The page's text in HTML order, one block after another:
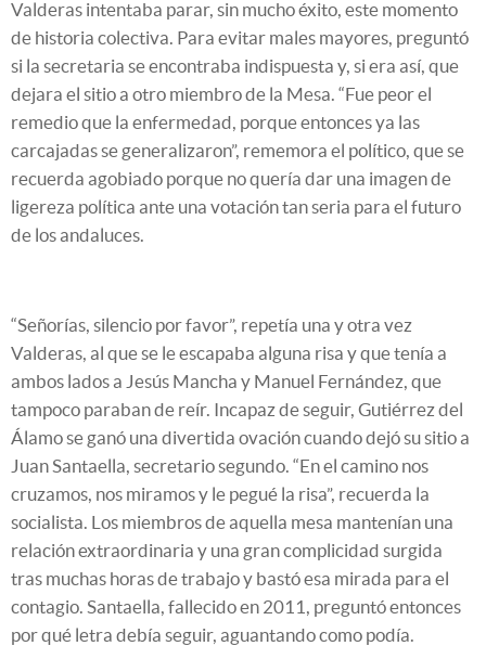
Valderas intentaba parar, sin mucho éxito, este momento
de historia colectiva. Para evitar males mayores, preguntó
si la secretaria se encontraba indispuesta y, si era así, que
dejara el sitio a otro miembro de la Mesa. “Fue peor el
remedio que la enfermedad, porque entonces ya las
carcajadas se generalizaron”, rememora el político, que se
recuerda agobiado porque no quería dar una imagen de
ligereza política ante una votación tan seria para el futuro
de los andaluces.
“Señorías, silencio por favor”, repetía una y otra vez
Valderas, al que se le escapaba alguna risa y que tenía a
ambos lados a Jesús Mancha y Manuel Fernández, que
tampoco paraban de reír. Incapaz de seguir, Gutiérrez del
Álamo se ganó una divertida ovación cuando dejó su sitio a
Juan Santaella, secretario segundo. “En el camino nos
cruzamos, nos miramos y le pegué la risa”, recuerda la
socialista. Los miembros de aquella mesa mantenían una
relación extraordinaria y una gran complicidad surgida
tras muchas horas de trabajo y bastó esa mirada para el
contagio. Santaella, fallecido en 2011, preguntó entonces
por qué letra debía seguir, aguantando como podía.